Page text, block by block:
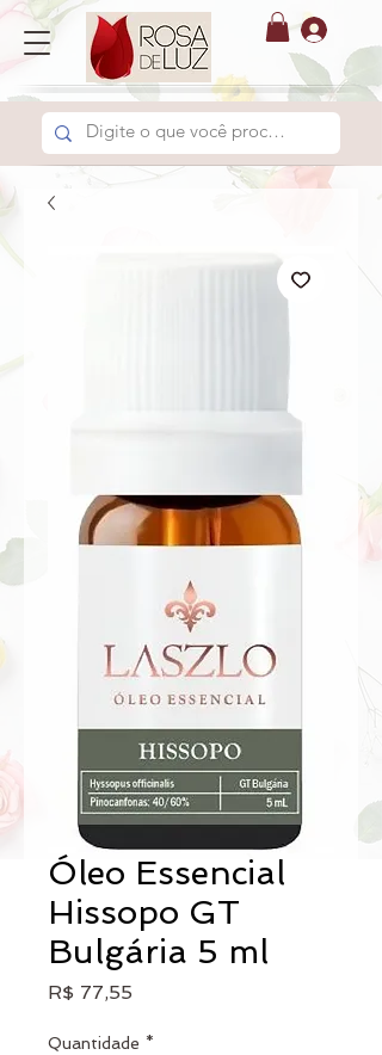
Óleo Essencial
Hissopo GT
Bulgária 5 ml
R$ 77,55
Quantidade *